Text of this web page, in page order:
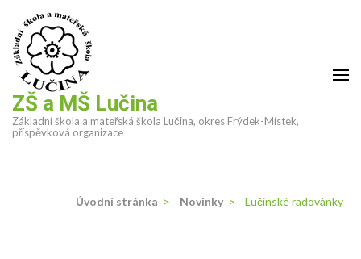
Přeskočit
obsah
(stiskněte
Enter)
ZŠ a MŠ Lučina
Základní škola a mateřská škola Lučina, okres Frýdek-Místek,
příspěvková organizace
Úvodní stránka > Novinky > Lučinské radovánky